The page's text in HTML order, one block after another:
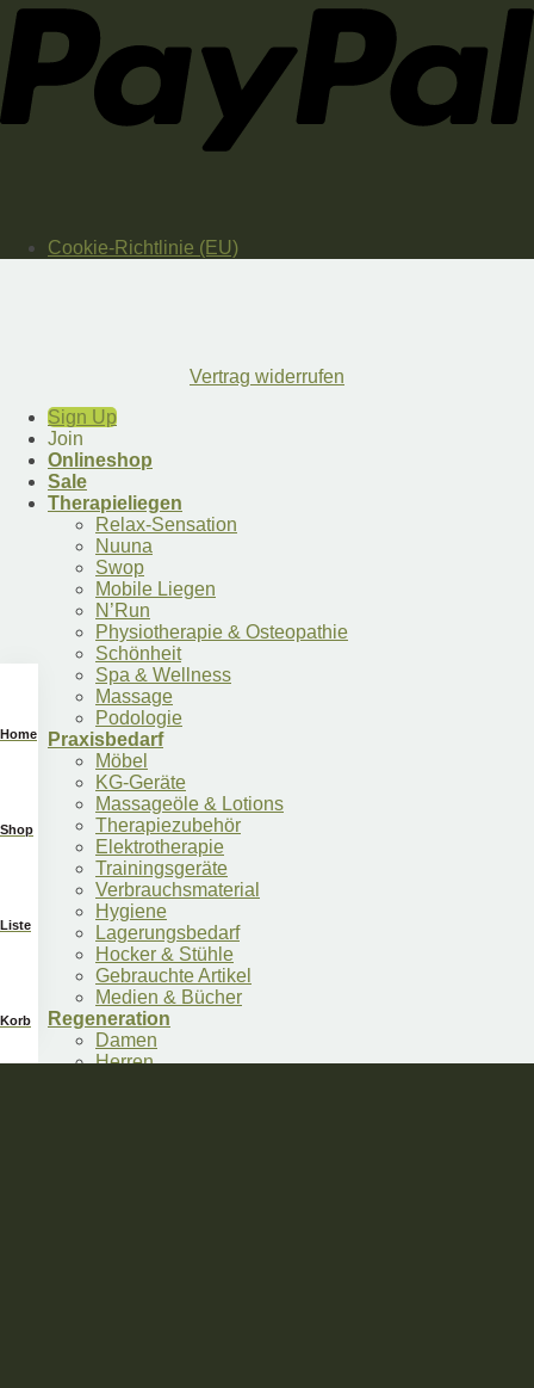
Cookie-Richtlinie (EU)
Vertrag widerrufen
Sign Up
Join
Onlineshop
Sale
Therapieliegen
Relax-Sensation
Nuuna
Swop
Mobile Liegen
N’Run
Physiotherapie & Osteopathie
Schönheit
Spa & Wellness
Massage
Podologie
Praxisbedarf
Möbel
KG-Geräte
Massageöle & Lotions
Therapiezubehör
Elektrotherapie
Trainingsgeräte
Verbrauchsmaterial
Hygiene
Lagerungsbedarf
Hocker & Stühle
Gebrauchte Artikel
Medien & Bücher
Regeneration
Damen
Herren
Home
Shop
Liste
Korb